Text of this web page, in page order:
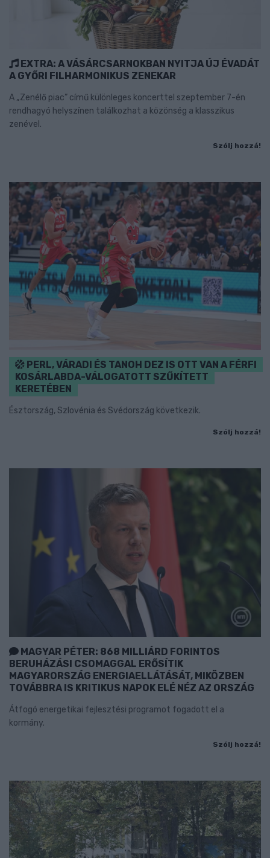
EXTRA: A VÁSÁRCSARNOKBAN NYITJA ÚJ ÉVADÁT
A GYŐRI FILHARMONIKUS ZENEKAR
A „Zenélő piac” című különleges koncerttel szeptember 7-én
rendhagyó helyszínen találkozhat a közönség a klasszikus
zenével.
Szólj hozzá!
PERL, VÁRADI ÉS TANOH DEZ IS OTT VAN A FÉRFI
KOSÁRLABDA-VÁLOGATOTT SZŰKÍTETT
KERETÉBEN
Észtország, Szlovénia és Svédország következik.
Szólj hozzá!
MAGYAR PÉTER: 868 MILLIÁRD FORINTOS
BERUHÁZÁSI CSOMAGGAL ERŐSÍTIK
MAGYARORSZÁG ENERGIAELLÁTÁSÁT, MIKÖZBEN
TOVÁBBRA IS KRITIKUS NAPOK ELÉ NÉZ AZ ORSZÁG
Átfogó energetikai fejlesztési programot fogadott el a
kormány.
Szólj hozzá!